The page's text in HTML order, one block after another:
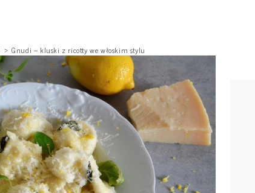
Gnudi – kluski z ricotty we włoskim stylu